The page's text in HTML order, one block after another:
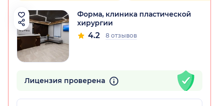
Форма, клиника пластической
хирургии
4.2 8 отзывов
Лицензия проверена